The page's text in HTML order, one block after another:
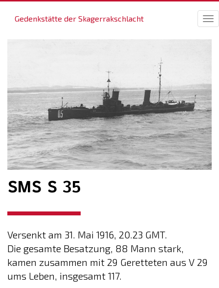
Gedenkstätte der Skagerrakschlacht
SMS S 35
Versenkt am 31. Mai 1916, 20.23 GMT.
Die gesamte Besatzung, 88 Mann stark,
kamen zusammen mit 29 Geretteten aus V 29
ums Leben, insgesamt 117.